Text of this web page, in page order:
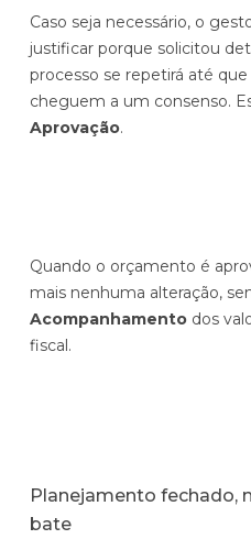
Caso seja necessário, o
justificar porque solicitou
processo se repetirá até
cheguem a um consenso.
Aprovação.
Quando o orçamento é
mais nenhuma alteração,
Acompanhamento dos
fiscal.
Planejamento fechado,
bate